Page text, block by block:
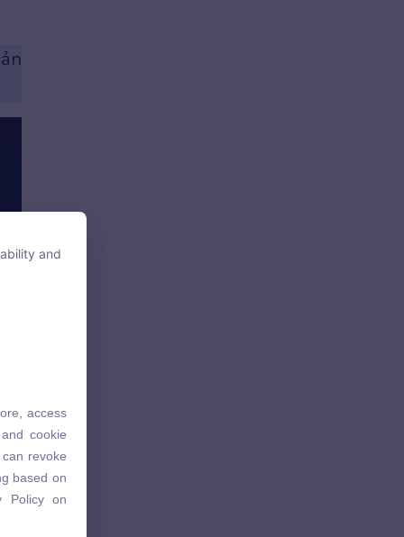
and
cookie
revoke
based on
on
and
access
cookie
revoke
based on
Policy on